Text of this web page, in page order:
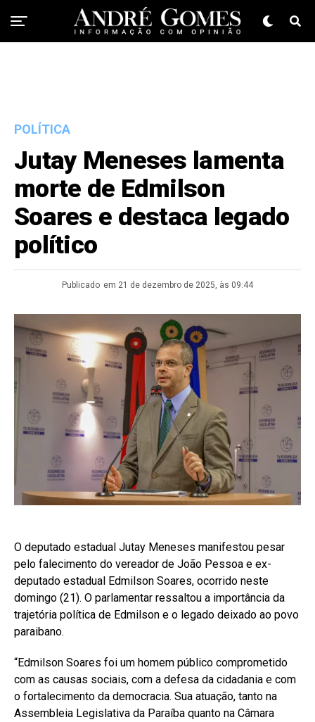
POLÍTICA
Jutay Meneses lamenta
morte de Edmilson
Soares e destaca legado
político
Publicado em 21 de dezembro de 2025, às 09:44
O deputado estadual Jutay Meneses manifestou pesar
pelo falecimento do vereador de João Pessoa e ex-
deputado estadual Edmilson Soares, ocorrido neste
domingo (21). O parlamentar ressaltou a importância da
trajetória política de Edmilson e o legado deixado ao povo
paraibano.
“Edmilson Soares foi um homem público comprometido
com as causas sociais, com a defesa da cidadania e com
o fortalecimento da democracia. Sua atuação, tanto na
Assembleia Legislativa da Paraíba quanto na Câmara